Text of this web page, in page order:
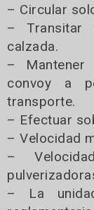
– Circular
– Transitar
calzada.
–
convoy a
transporte.
– Efectuar
– Velocidad
–
– La